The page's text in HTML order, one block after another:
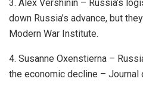
3. Alex Vershinin – Russia’s
down Russia’s advance, but
Modern War Institute.
4. Susanne Oxenstierna –
the economic decline – Journal